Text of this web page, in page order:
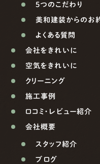
5つのこだわり
美和建装からのお
よくある質問
会社をきれいに
空気をきれいに
クリーニング
施工事例
口コミ・レビュー紹介
会社概要
スタッフ紹介
ブログ